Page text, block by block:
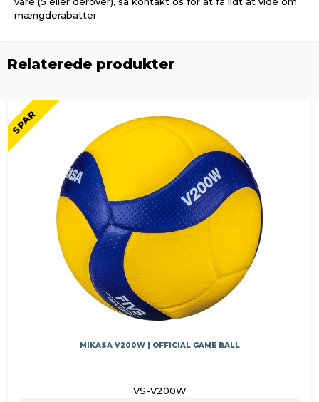
mængderabatter.
Relaterede produkter
SPAR
MIKASA V200W | OFFICIAL GAME BALL
VS-V200W